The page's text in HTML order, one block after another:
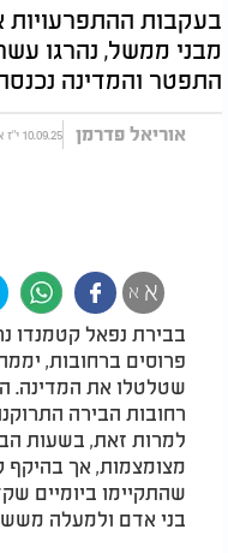
בעקבות
מבני ממשל, נהרגו
התפטר והמדינה
אוריאל פדרמן 10.09.25 י"ז אלול התשפ"ה
א א
בבירת נפאל קטמנדו
פרוסים ברחובות,
שטלטלו את המדינה.
רחובות הבירה
למרות זאת, בשעות
מצומצמות, אך בהיקף
בני אדם ולמעלה